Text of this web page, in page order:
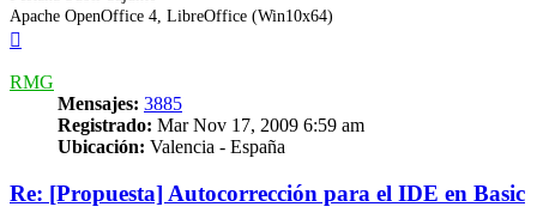
Apache OpenOffice 4, LibreOffice (Win10x64)
RMG
Mensajes: 3885
Registrado: Mar Nov 17, 2009 6:59 am
Ubicación: Valencia - España
Re: [Propuesta] Autocorrección para el IDE en Basic